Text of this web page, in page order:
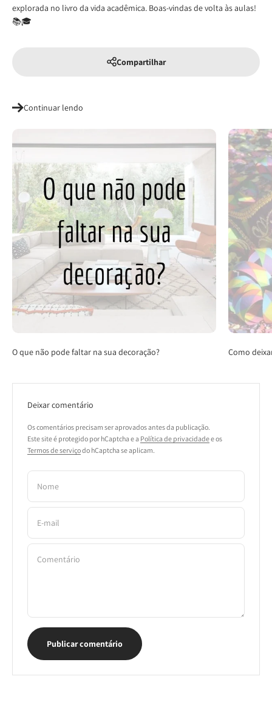
explorada no livro da vida acadêmica. Boas-vindas de volta às aulas!
📚🎓
Compartilhar
Continuar lendo
O que não pode faltar na sua decoração? Como
Deixar comentário
Os comentários precisam ser aprovados antes da publicação.
Este site é protegido por hCaptcha e a Política de privacidadee os
Termos de serviçodo hCaptcha se aplicam.
Nome
E-mail
Comentário
Publicar comentário